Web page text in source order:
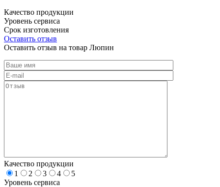
Качество продукции
Уровень сервиса
Срок изготовления
Оставить отзыв
Оставить отзыв на товар Люпин
Качество продукции
1
2 3 4
5
Уровень сервиса